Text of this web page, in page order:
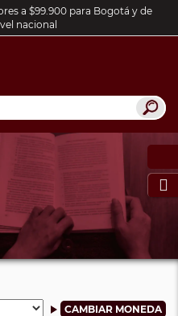
a $99.900 para Bogotá y de
nacional
